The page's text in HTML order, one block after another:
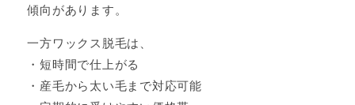
傾向があります。
一方ワックス脱毛は、
・短時間で仕上がる
・産毛から太い毛まで対応可能